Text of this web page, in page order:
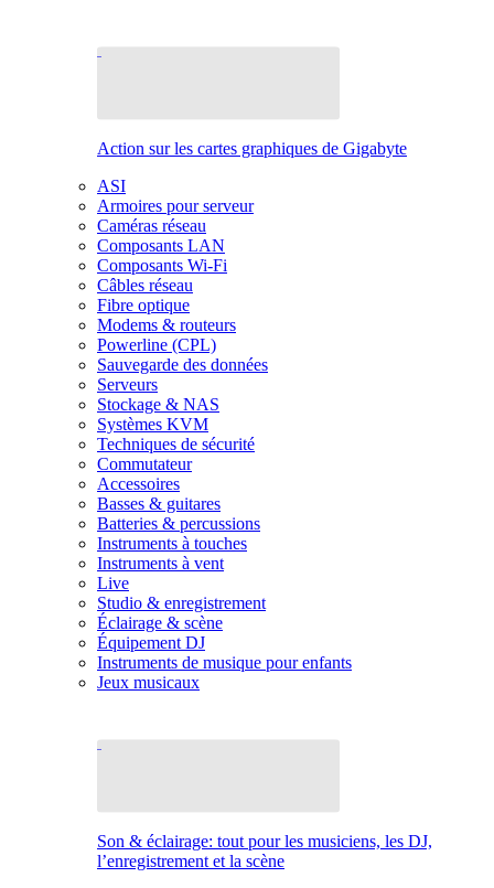
Action sur les cartes graphiques de Gigabyte
ASI
Armoires pour serveur
Caméras réseau
Composants LAN
Composants Wi-Fi
Câbles réseau
Fibre optique
Modems & routeurs
Powerline (CPL)
Sauvegarde des données
Serveurs
Stockage & NAS
Systèmes KVM
Techniques de sécurité
Commutateur
Accessoires
Basses & guitares
Batteries & percussions
Instruments à touches
Instruments à vent
Live
Studio & enregistrement
Éclairage & scène
Équipement DJ
Instruments de musique pour enfants
Jeux musicaux
Son & éclairage: tout pour les musiciens, les DJ,
l’enregistrement et la scène